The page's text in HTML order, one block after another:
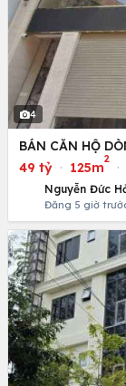
4
BÁN CĂN HỘ
49 tỷ · 125m
2
·
Nguyễn Đức
Đăng 5 giờ